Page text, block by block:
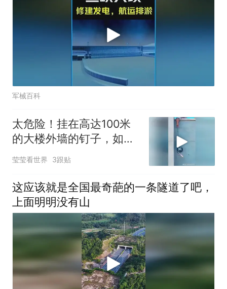
军械百科
太危险！挂在高达100米
的大楼外墙的钉子，如何
将其切割下来？
莹莹看世界 3跟贴
这应该就是全国最奇葩的一条隧道了吧，
上面明明没有山